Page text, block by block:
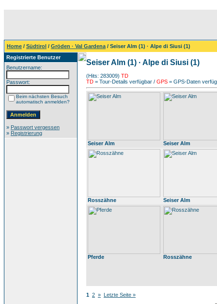
Home / Südtirol / Gröden · Val Gardena / Seiser Alm (1) · Alpe di Siusi (1)
Registrierte Benutzer
Benutzername:
Passwort:
Beim nächsten Besuch
automatisch anmelden?
» Passwort vergessen
» Registrierung
Seiser Alm (1) · Alpe di Siusi (1)
(Hits: 283009) TD
TD = Tour-Details verfügbar / GPS = GPS-Daten
Seiser Alm Seiser Alm
Rosszähne Seiser Alm
Pferde Rosszähne
1 2 » Letzte Seite »